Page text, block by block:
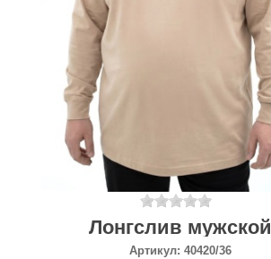
Лонгслив мужской
Артикул: 40420/36